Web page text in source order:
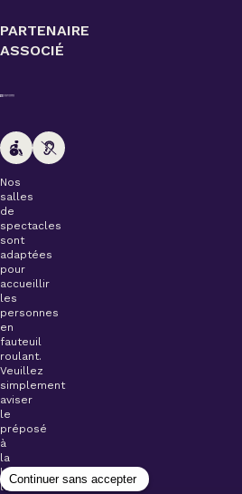
PARTENAIRE
ASSOCIÉ
Nos
salles
de
spectacles
sont
adaptées
pour
accueillir
les
personnes
en
fauteuil
roulant.
Veuillez
simplement
aviser
le
préposé
à
la
billetterie
lors